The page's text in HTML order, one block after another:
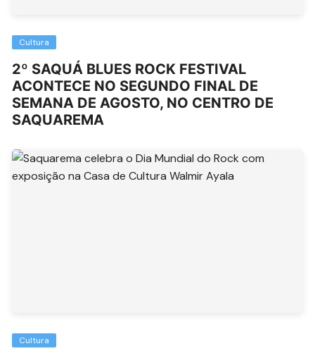
Cultura
2º SAQUÁ BLUES ROCK FESTIVAL
ACONTECE NO SEGUNDO FINAL DE
SEMANA DE AGOSTO, NO CENTRO DE
SAQUAREMA
Cultura